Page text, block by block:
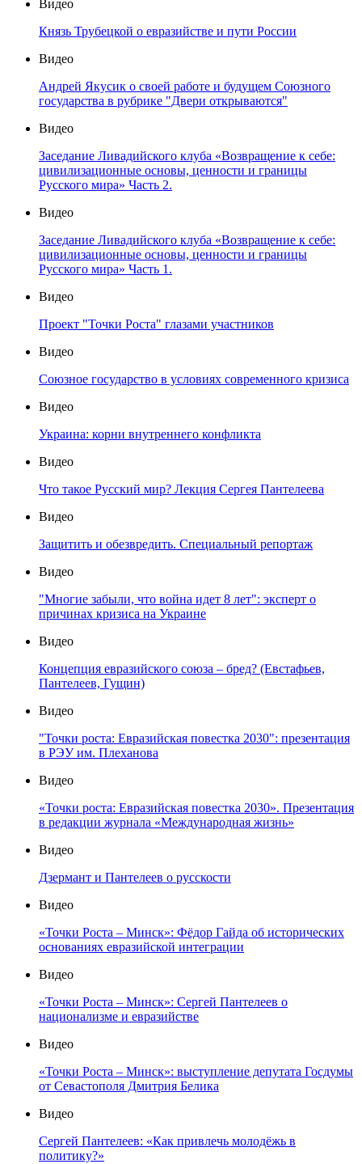
Видео
Князь Трубецкой о евразийстве и пути России
Видео
Андрей Якусик о своей работе и будущем Союзного
государства в рубрике "Двери открываются"
Видео
Заседание Ливадийского клуба «Возвращение к себе:
цивилизационные основы, ценности и границы
Русского мира» Часть 2.
Видео
Заседание Ливадийского клуба «Возвращение к себе:
цивилизационные основы, ценности и границы
Русского мира» Часть 1.
Видео
Проект "Точки Роста" глазами участников
Видео
Союзное государство в условиях современного кризиса
Видео
Украина: корни внутреннего конфликта
Видео
Что такое Русский мир? Лекция Сергея Пантелеева
Видео
Защитить и обезвредить. Специальный репортаж
Видео
"Многие забыли, что война идет 8 лет": эксперт о
причинах кризиса на Украине
Видео
Концепция евразийского союза – бред? (Евстафьев,
Пантелеев, Гущин)
Видео
"Точки роста: Евразийская повестка 2030": презентация
в РЭУ им. Плеханова
Видео
«Точки роста: Евразийская повестка 2030». Презентация
в редакции журнала «Международная жизнь»
Видео
Дзермант и Пантелеев о русскости
Видео
«Точки Роста – Минск»: Фёдор Гайда об исторических
основаниях евразийской интеграции
Видео
«Точки Роста – Минск»: Сергей Пантелеев о
национализме и евразийстве
Видео
«Точки Роста – Минск»: выступление депутата Госдумы
от Севастополя Дмитрия Белика
Видео
Сергей Пантелеев: «Как привлечь молодёжь в
политику?»